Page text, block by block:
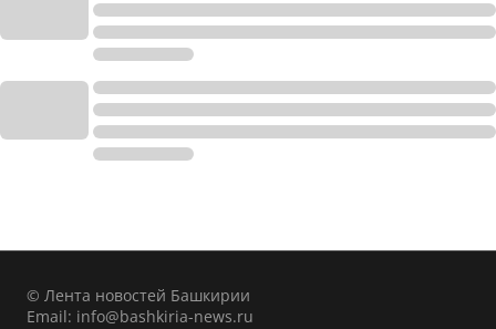
© Лента новостей Башкирии
Email: info@bashkiria-news.ru